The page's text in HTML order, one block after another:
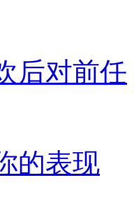
后对前任
的表现